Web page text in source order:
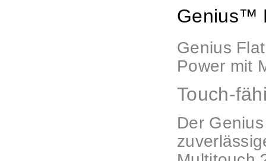
Genius™
Genius
Power mit
Touch-
Der